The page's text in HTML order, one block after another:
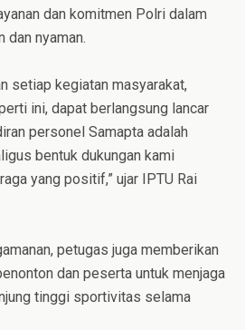
dan komitmen Polri dalam
dan nyaman.
setiap kegiatan masyarakat,
ini, dapat berlangsung lancar
personel Samapta adalah
bentuk dukungan kami
yang positif,” ujar IPTU Rai
petugas juga memberikan
dan peserta untuk menjaga
tinggi sportivitas selama